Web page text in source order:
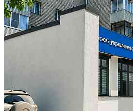
В аренду; Площадь: 38.4 м²; Класс здания:
Собственник; Залог: Без залога